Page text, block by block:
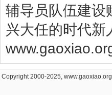
辅导员队伍建设
兴大任的时代新
Copyright 2000-2025,